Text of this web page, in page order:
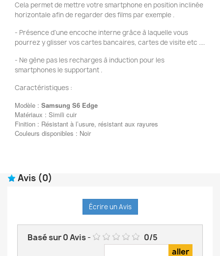
Cela permet de mettre votre smartphone en position inclinée
horizontale afin de regarder des films par exemple .
- Présence d'une encoche interne grâce à laquelle vous
pourrez y glisser vos cartes bancaires, cartes de visite etc ....
- Ne gène pas les recharges à induction pour les
smartphones le supportant .
Caractéristiques :
Modèle : Samsung S6 Edge
Matériaux : Simili cuir
Finition : Résistant à l’usure, résistant aux rayures
Couleurs disponibles : Noir
Avis (0)
Écrire un Avis
Basé sur0Avis- 0/5